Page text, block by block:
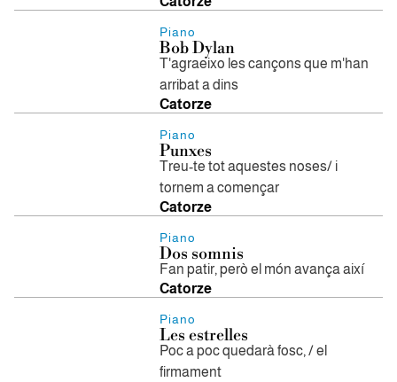
Piano
Bob Dylan
T'agraeixo les cançons que m'han
arribat a dins
Catorze
Piano
Punxes
Treu-te tot aquestes noses/ i
tornem a començar
Catorze
Piano
Dos somnis
Fan patir, però el món avança així
Catorze
Piano
Les estrelles
Poc a poc quedarà fosc, / el
firmament